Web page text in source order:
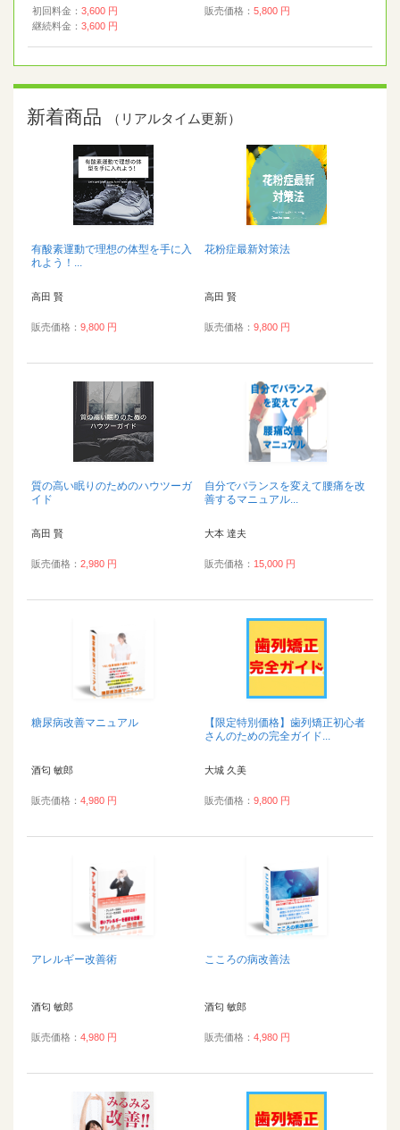
初回料金： 3,600 円
継続料金： 3,600 円
販売価格： 5,800 円
新着商品 （リアルタイム更新）
有酸素運動で理想の体型を手に入
れよう！...
高田 賢
販売価格： 9,800 円
花粉症最新対策法
高田 賢
販売価格： 9,800 円
質の高い眠りのためのハウツーガ
イド
高田 賢
販売価格： 2,980 円
自分でバランスを変えて腰痛を改
善するマニュアル...
大本 達夫
販売価格： 15,000 円
糖尿病改善マニュアル
酒匂 敏郎
販売価格： 4,980 円
【限定特別価格】歯列矯正初心者
さんのための完全ガイド...
大城 久美
販売価格： 9,800 円
アレルギー改善術
酒匂 敏郎
販売価格： 4,980 円
こころの病改善法
酒匂 敏郎
販売価格： 4,980 円